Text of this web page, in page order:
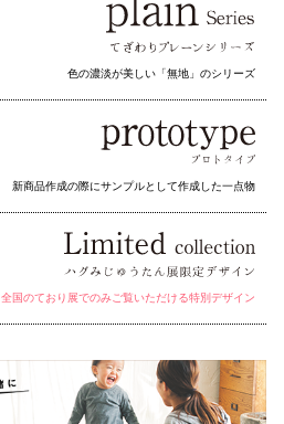
色の濃淡が美しい「無地」のシリーズ
新商品作成の際にサンプルとして作成した一点物
全国のており展でのみご覧いただける特別デザイン